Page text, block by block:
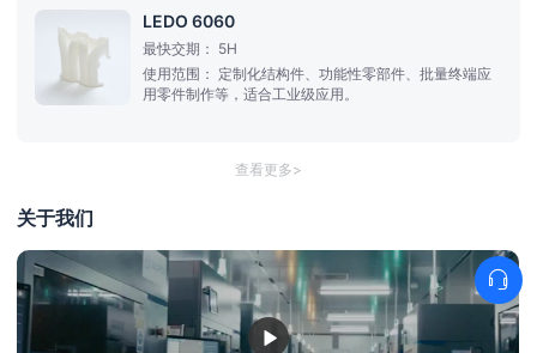
LEDO 6060
最快交期： 5H
使用范围： 定制化结构件、功能性零部件、批量终端应
用零件制作等，适合工业级应用。
查看更多>
关于我们